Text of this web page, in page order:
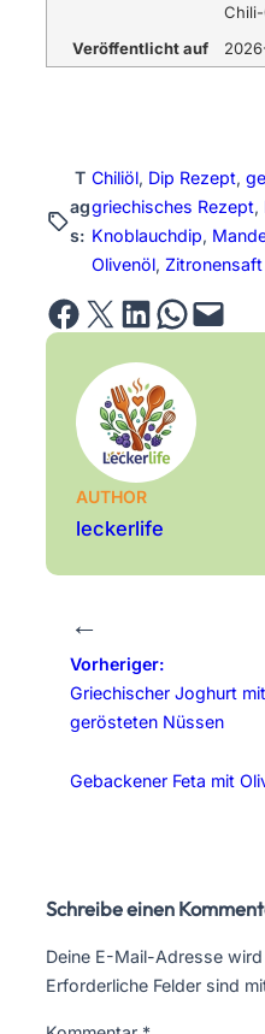
Veröffentlicht auf
T
ag
s:
Chiliöl, Dip Rezept,
griechisches Rezept,
Knoblauchdip,
Olivenöl, Zitronensaft
Share on Facebook Email this Page Share on LinkedIn Share on WhatsApp Email this Page
AUTHOR
leckerlife
←
Vorheriger:
Griechischer Joghurt
gerösteten Nüssen
Gebackener Feta mit
Schreibe einen
Deine E-Mail-Adresse
Erforderliche Felder sind